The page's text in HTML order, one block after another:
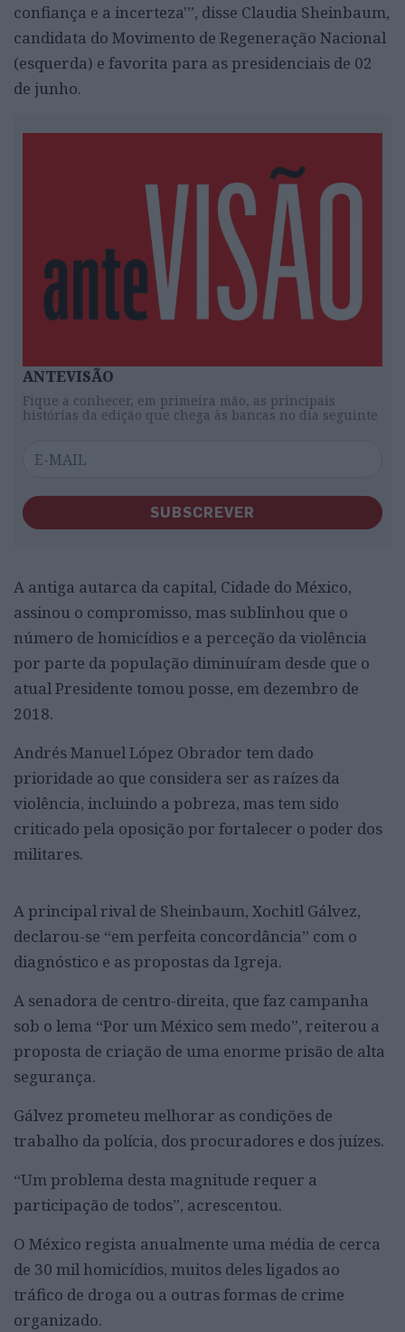
confiança e a incerteza'”, disse Claudia Sheinbaum,
candidata do Movimento de Regeneração Nacional
(esquerda) e favorita para as presidenciais de 02
de junho.
ANTEVISÃO
Fique a conhecer, em primeira mão, as principais
histórias da edição que chega às bancas no dia seguinte
SUBSCREVER
A antiga autarca da capital, Cidade do México,
assinou o compromisso, mas sublinhou que o
número de homicídios e a perceção da violência
por parte da população diminuíram desde que o
atual Presidente tomou posse, em dezembro de
2018.
Andrés Manuel López Obrador tem dado
prioridade ao que considera ser as raízes da
violência, incluindo a pobreza, mas tem sido
criticado pela oposição por fortalecer o poder dos
militares.
A principal rival de Sheinbaum, Xochitl Gálvez,
declarou-se “em perfeita concordância” com o
diagnóstico e as propostas da Igreja.
A senadora de centro-direita, que faz campanha
sob o lema “Por um México sem medo”, reiterou a
proposta de criação de uma enorme prisão de alta
segurança.
Gálvez prometeu melhorar as condições de
trabalho da polícia, dos procuradores e dos juízes.
“Um problema desta magnitude requer a
participação de todos”, acrescentou.
O México regista anualmente uma média de cerca
de 30 mil homicídios, muitos deles ligados ao
tráfico de droga ou a outras formas de crime
organizado.